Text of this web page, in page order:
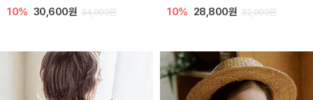
10% 30,600원 34,000원 10% 28,800원 32,000원